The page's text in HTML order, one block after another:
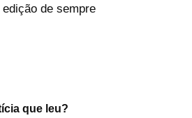
edição de sempre
que leu?